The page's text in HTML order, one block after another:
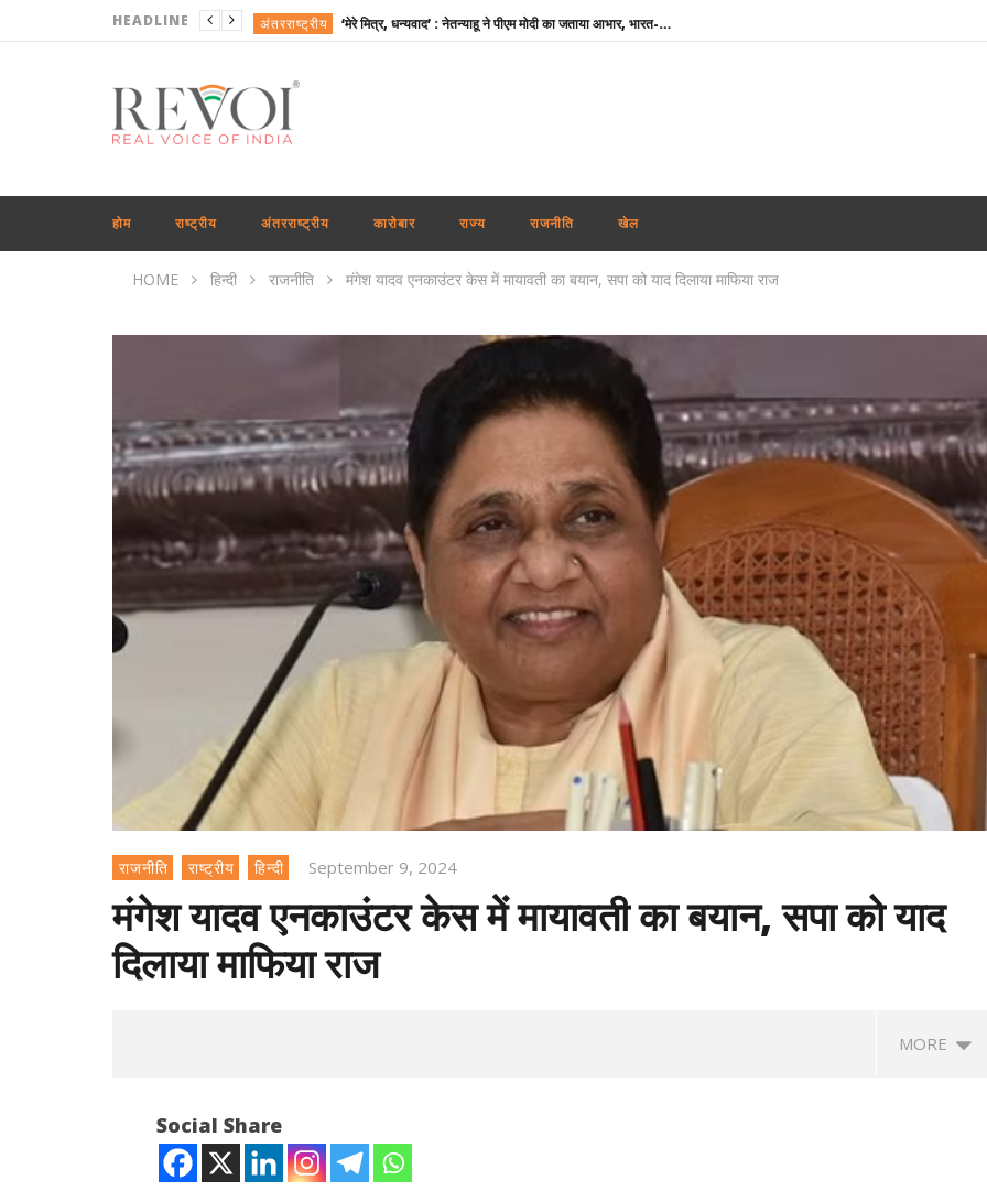
HEADLINE अंतरराष्ट्रीय ‘मेरे मित्र, धन्यवाद’ : नेतन्याहू ने पीएम मोदी का जताया आभार, भारत-इजराइल रिश्ते मजबूत करने पर जोर
राजनीति
राष्ट्रीय
अंतरराष्ट्रीय
कारोबार शेयर बाजार में गिरावट के साथ कारोबारी सप्ताह का समापन, सेंसेक्स 456 अंक टूटा, निफ्टी 65 अंक कमजोर
अंतरराष्ट्रीय बांग्लादेश ने बिजली व गैस संकट के बीच भारत से अधिक डीजल सप्लाई की अपील की
झारखंड : छात्रों की सरकार के साथ पहले दौर की बातचीत खत्म, आंदोलन जारी रखने पर अडिग
होम राष्ट्रीय अंतरराष्ट्रीय कारोबार राज्य राजनीति खेल
HOME हिन्दी राजनीति मंगेश यादव एनकाउंटर केस में मायावती का बयान, सपा को याद दिलाया माफिया राज
राजनीति राष्ट्रीय हिन्दी September 9, 2024
मंगेश यादव एनकाउंटर केस में मायावती का बयान, सपा को याद
दिलाया माफिया राज
MORE
Social Share